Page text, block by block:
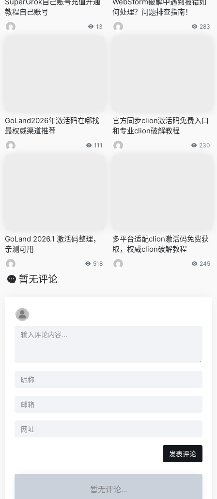
教程自己账号
13
何处理？问题排查指南！
283
GoLand2026年激活码在哪找
最权威渠道推荐
111
官方同步clion激活码免费入口
和专业clion破解教程
230
GoLand 2026.1 激活码整理，
亲测可用
518
多平台适配clion激活码免费获
取，权威clion破解教程
245
暂无评论
暂无评论...